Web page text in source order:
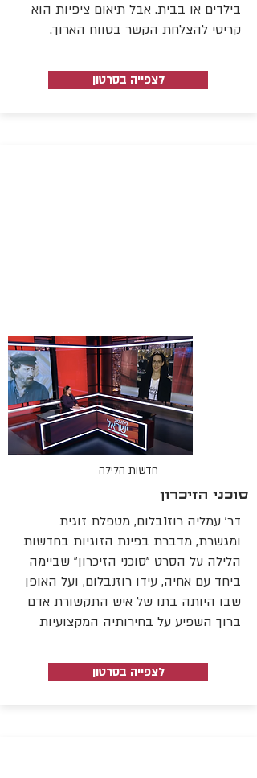
בילדים או בבית. אבל תיאום ציפיות הוא
קריטי להצלחת הקשר בטווח הארוך.
לצפייה בסרטון
חדשות הלילה
סוכני הזיכרון
דר' עמליה רוזנבלום, מטפלת זוגית
ומגשרת, מדברת בפינת הזוגיות בחדשות
הלילה על הסרט "סוכני הזיכרון" שביימה
ביחד עם אחיה, עידו רוזנבלום, ועל האופן
שבו היותה בתו של איש התקשורת אדם
ברוך השפיע על בחירותיה המקצועיות
לצפייה בסרטון